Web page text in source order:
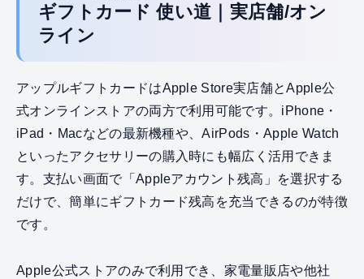
ギフトカード 使い道｜実店舗/オン
ライン
アップルギフトカードはApple Store実店舗とApple公
式オンラインストアの両方で利用可能です。iPhone・
iPad・Macなどの最新機種や、AirPods・Apple Watch
といったアクセサリーの購入時にも幅広く活用できま
す。支払い画面で「Appleアカウント残高」を選択する
だけで、簡単にギフトカード残高を充当できるのが特徴
です。
Apple公式ストアのみで利用でき、家電量販店や他社